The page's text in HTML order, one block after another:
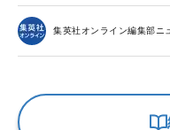
集英社オンライン編集部ニ